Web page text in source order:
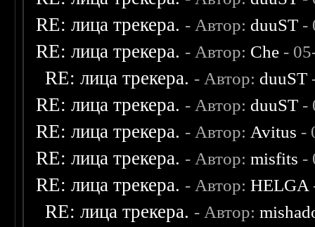
RE: лица трекера. - Автор: duuST -
RE: лица трекера. - Автор: Che -
RE: лица трекера. - Автор: duuST
RE: лица трекера. - Автор: duuST -
RE: лица трекера. - Автор: Avitus -
RE: лица трекера. - Автор:misfits -
RE: лица трекера. - Автор:HELGA
RE: лица трекера. - Автор: